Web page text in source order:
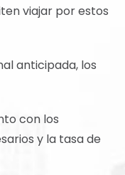
viajar por estos
anticipada, los
con los
y la tasa de